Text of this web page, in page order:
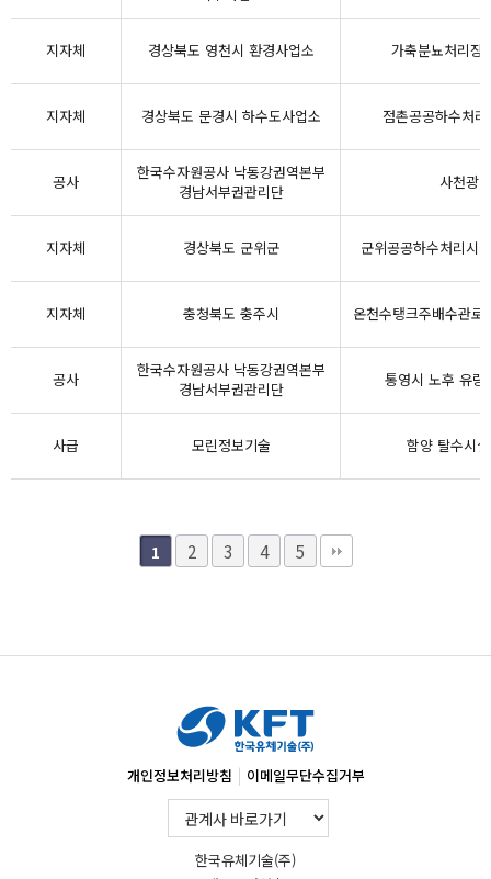
지자체 경상북도 영천시 환경사업소 가축분뇨처리장
지자체 경상북도 문경시 하수도사업소 점촌공공하수처
공사
한국수자원공사 낙동강권역본부
경남서부권관리단
사천광
지자체 경상북도 군위군 군위공공하수처리시
지자체 충청북도 충주시 온천수탱크주배수관
공사
한국수자원공사 낙동강권역본부
경남서부권관리단
통영시 노후 유량
사급 모린정보기술 함양 탈수시
1 2 3 4 5
개인정보처리방침 이메일무단수집거부
한국유체기술(주)